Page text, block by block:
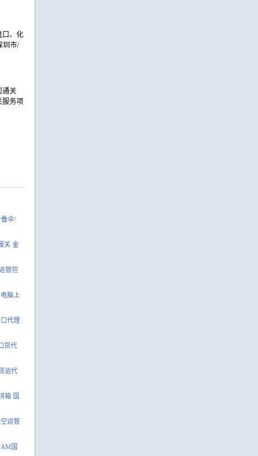
口、化
圳市/
通关
服务项
進口
叠伞/
关 金
管控
脑上
代理
货代
运代
箱 国
运管
国